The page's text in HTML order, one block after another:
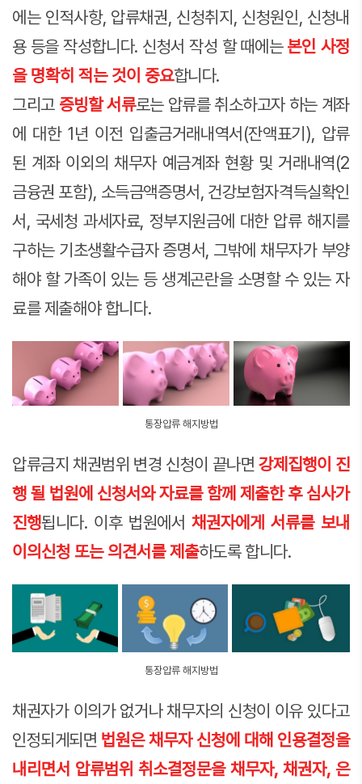
에는 인적사항, 압류채권, 신청취지, 신청원인, 신청내
용 등을 작성합니다. 신청서 작성 할 때에는 본인 사정
을 명확히 적는 것이 중요합니다.
그리고 증빙할 서류로는 압류를 취소하고자 하는 계좌
에 대한 1년 이전 입출금거래내역서(잔액표기), 압류
된 계좌 이외의 채무자 예금계좌 현황 및 거래내역(2
금융권 포함), 소득금액증명서, 건강보험자격득실확인
서, 국세청 과세자료, 정부지원금에 대한 압류 해지를
구하는 기초생활수급자 증명서, 그밖에 채무자가 부양
해야 할 가족이 있는 등 생계곤란을 소명할 수 있는 자
료를 제출해야 합니다.
통장압류 해지방법
압류금지 채권범위 변경 신청이 끝나면강제집행이 진
행 될 법원에 신청서와 자료를 함께 제출한 후 심사가
진행됩니다. 이후 법원에서채권자에게 서류를 보내
이의신청 또는 의견서를 제출하도록 합니다.
통장압류 해지방법
채권자가 이의가 없거나 채무자의 신청이 이유 있다고
인정되게되면 법원은 채무자 신청에 대해 인용결정을
내리면서 압류범위 취소결정문을 채무자, 채권자, 은